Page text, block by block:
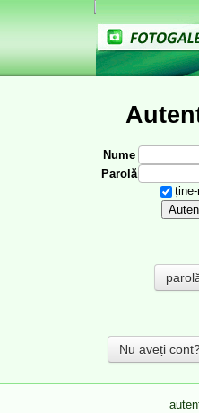
Nume
Parolă
Nu aveți